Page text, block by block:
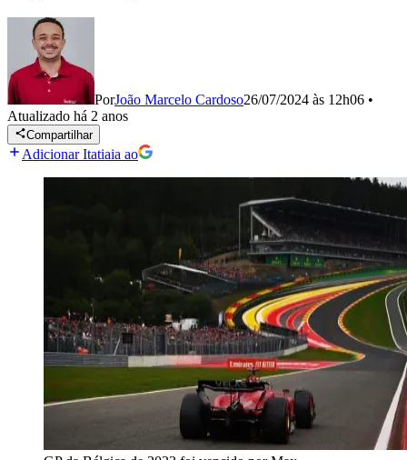
PorJoão Marcelo Cardoso26/07/2024 às 12h06 •
Atualizado há 2 anos
Compartilhar
Adicionar Itatiaia ao